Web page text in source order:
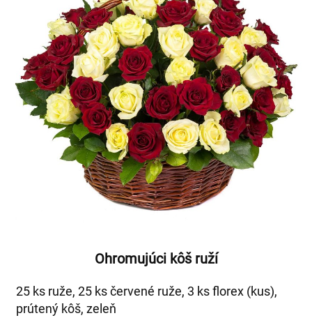
Ohromujúci kôš ruží
25 ks ruže, 25 ks červené ruže, 3 ks florex (kus),
prútený kôš, zeleň